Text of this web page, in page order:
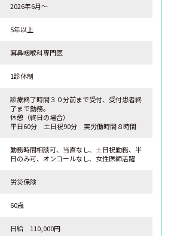
2026年6月～
5年以上
耳鼻咽喉科専門医
1診体制
診療終了時間３０分前まで受付、受付患者終
了まで勤務。
休憩（終日の場合）
平日60分 土日祝90分 実労働時間８時間
勤務時間相談可、当直なし、土日祝勤務、半
日のみ可、オンコールなし、女性医師活躍
労災保険
60歳
日給 110,000円